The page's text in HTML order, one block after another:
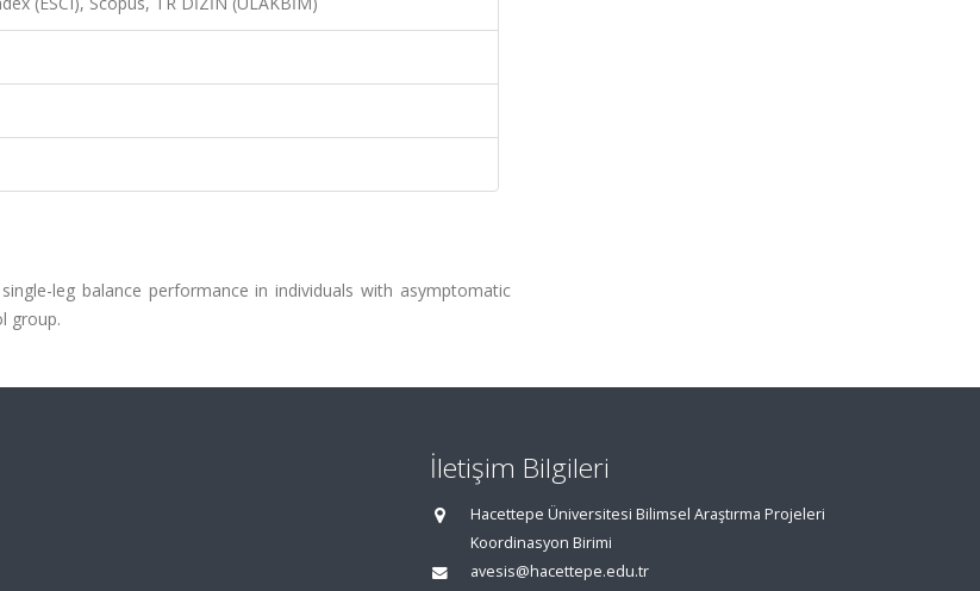
leg balance performance in individuals with asymptomatic
group.
İletişim Bilgileri
Hacettepe Üniversitesi Bilimsel Araştırma Projeleri
Koordinasyon Birimi
avesis@hacettepe.edu.tr